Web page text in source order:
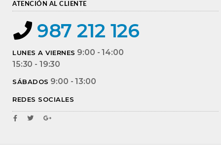
ATENCIÓN AL CLIENTE
987 212 126
LUNES A VIERNES 9:00 - 14:00
15:30 - 19:30
SÁBADOS 9:00 - 13:00
REDES SOCIALES